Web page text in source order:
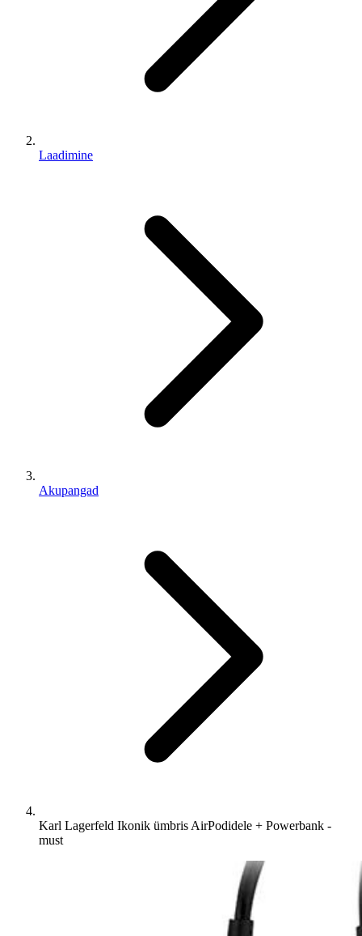
Laadimine
Akupangad
Karl Lagerfeld Ikonik ümbris AirPodidele + Powerbank -
must